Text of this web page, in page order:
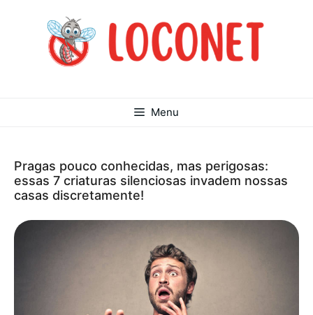
conteúdo
Menu
Pragas pouco conhecidas, mas perigosas:
essas 7 criaturas silenciosas invadem nossas
casas discretamente!